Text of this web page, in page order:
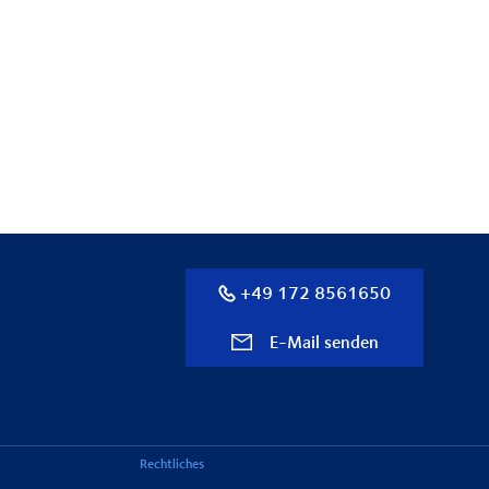
+49 172 8561650
E-Mail senden
Rechtliches